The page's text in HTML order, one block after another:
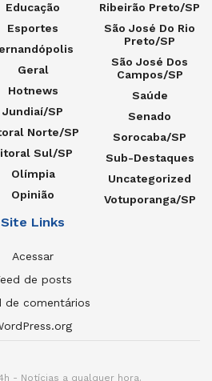
Educação
Esportes
Geral
Hotnews
Jundiaí/SP
Norte/SP
Sul/SP
Olímpia
Opinião
Ribeirão Preto/SP
São José Do Rio
Preto/SP
São José Dos
Campos/SP
Saúde
Senado
Sorocaba/SP
Sub-Destaques
Uncategorized
Votuporanga/SP
Site Links
Acessar
de posts
de comentários
- Notícias a qualquer hora.